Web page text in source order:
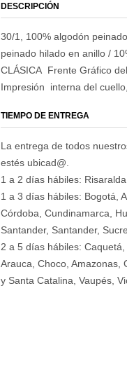
DESCRIPCIÓN
30/1, 100% algodón
peinado hilado en anillo /
CLÁSICA Frente Gráfico
Impresión interna del
TIEMPO DE ENTREGA
La entrega de todos
estés ubicad@.
1 a 2 días hábiles:
1 a 3 días hábiles: Bogotá,
Córdoba, Cundinamarca,
Santander, Santander,
2 a 5 días hábiles:
Arauca, Choco, Amazonas,
y Santa Catalina, Vaupés,